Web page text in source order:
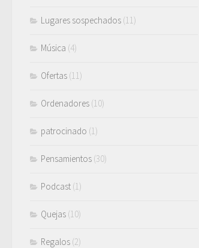
Lugares sospechados (11)
Música (4)
Ofertas (11)
Ordenadores (10)
patrocinado (1)
Pensamientos (30)
Podcast (1)
Quejas (10)
Regalos (2)